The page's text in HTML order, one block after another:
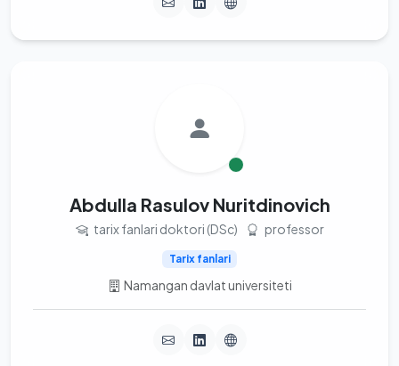
Abdulla Rasulov Nuritdinovich
tarix fanlari doktori (DSc) professor
Tarix fanlari
Namangan davlat universiteti